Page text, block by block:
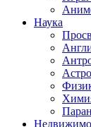
Наука